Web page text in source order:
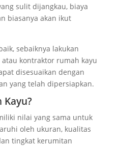
sulit dijangkau, biaya
biasanya akan ikut
sebaiknya lakukan
kontraktor rumah kayu
disesuaikan dengan
yang telah dipersiapkan.
Kayu?
nilai yang sama untuk
oleh ukuran, kualitas
tingkat kerumitan